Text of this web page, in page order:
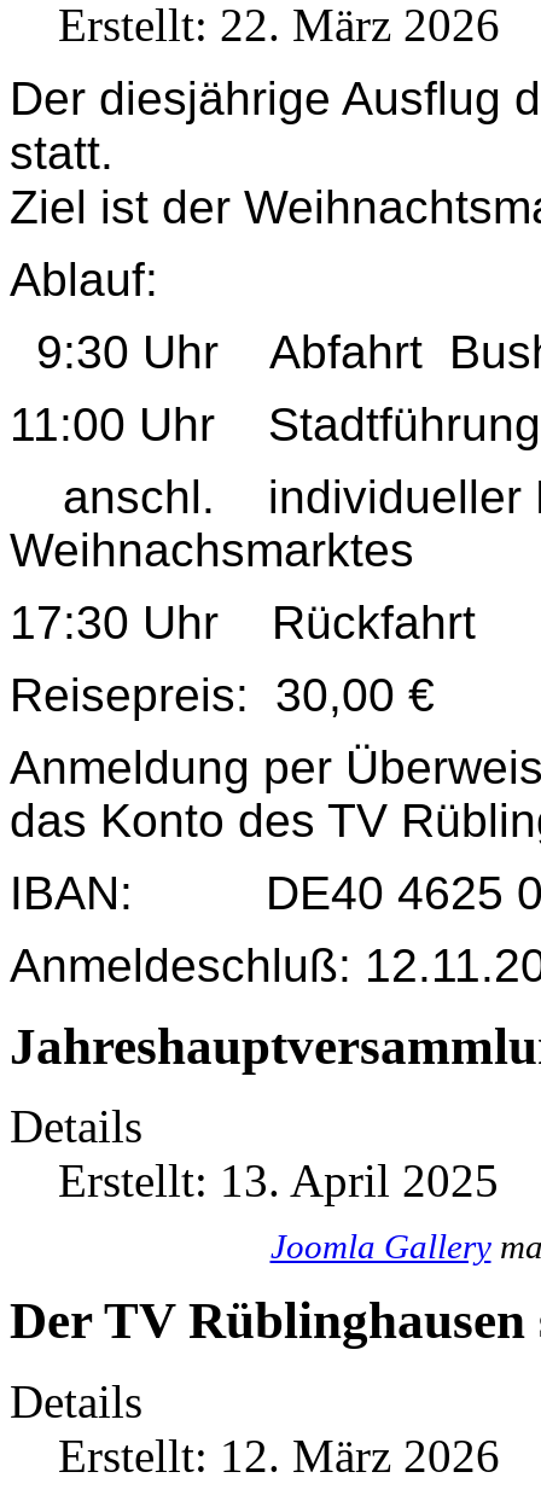
Erstellt: 22. März 2026
Der diesjährige Ausflug
statt.
Ziel ist der
Ablauf:
9:30 Uhr Abfahrt
11:00 Uhr
anschl. individueller
Weihnachsmarktes
17:30 Uhr Rückfahrt
Reisepreis: 30,00 €
Anmeldung per
das Konto des TV
IBAN: DE40 4625
Anmeldeschluß:
Details
Erstellt: 13. April 2025
Joomla Gallery
Der TV
Details
Erstellt: 12. März 2026